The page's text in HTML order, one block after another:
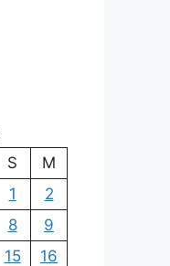
S
M
1
2
8
9
15
16